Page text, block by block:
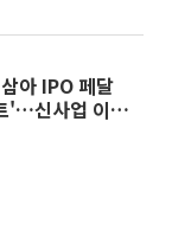
아 IPO 페달
'…신사업 이익